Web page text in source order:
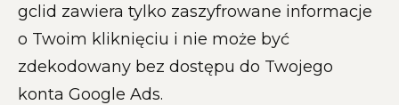
gclid zawiera tylko zaszyfrowane informacje
o Twoim kliknięciu i nie może być
zdekodowany bez dostępu do Twojego
konta Google Ads.